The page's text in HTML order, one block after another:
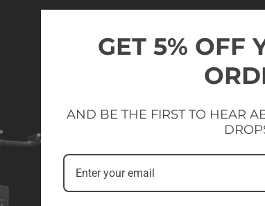
GET 5% OFF
AND BE THE FIRST TO HEAR